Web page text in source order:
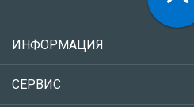
ИНФОРМАЦИЯ
СЕРВИС